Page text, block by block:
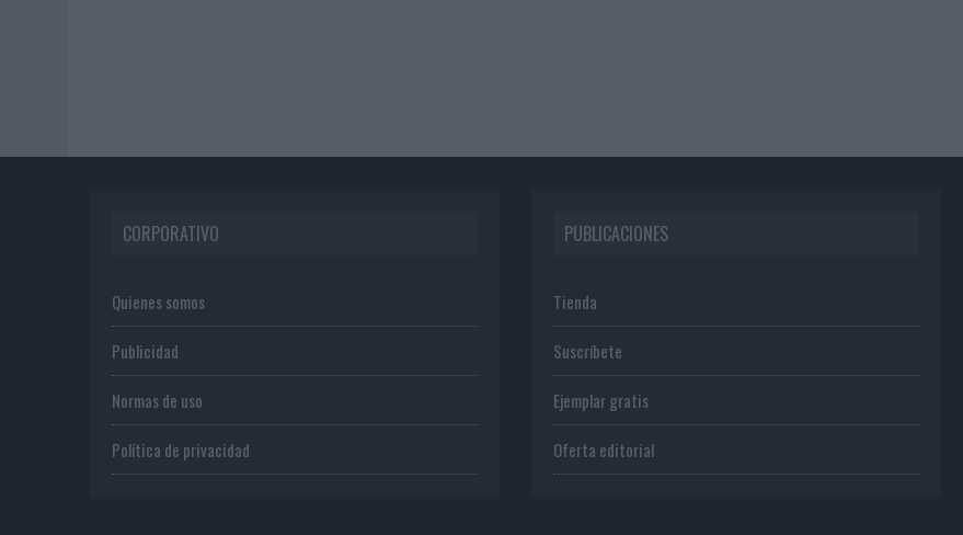
CORPORATIVO
Quienes somos
Publicidad
Normas de uso
Política de privacidad
PUBLICACIONES
Tienda
Suscríbete
Ejemplar gratis
Oferta editorial